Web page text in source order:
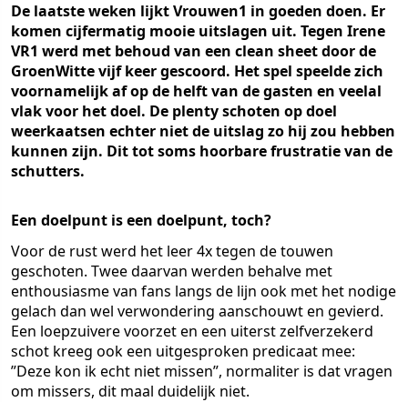
De laatste weken lijkt Vrouwen1 in goeden doen. Er
komen cijfermatig mooie uitslagen uit. Tegen Irene
VR1 werd met behoud van een clean sheet door de
GroenWitte vijf keer gescoord. Het spel speelde zich
voornamelijk af op de helft van de gasten en veelal
vlak voor het doel. De plenty schoten op doel
weerkaatsen echter niet de uitslag zo hij zou hebben
kunnen zijn. Dit tot soms hoorbare frustratie van de
schutters.
Een doelpunt is een doelpunt, toch?
Voor de rust werd het leer 4x tegen de touwen
geschoten. Twee daarvan werden behalve met
enthousiasme van fans langs de lijn ook met het nodige
gelach dan wel verwondering aanschouwt en gevierd.
Een loepzuivere voorzet en een uiterst zelfverzekerd
schot kreeg ook een uitgesproken predicaat mee:
”Deze kon ik echt niet missen”, normaliter is dat vragen
om missers, dit maal duidelijk niet.